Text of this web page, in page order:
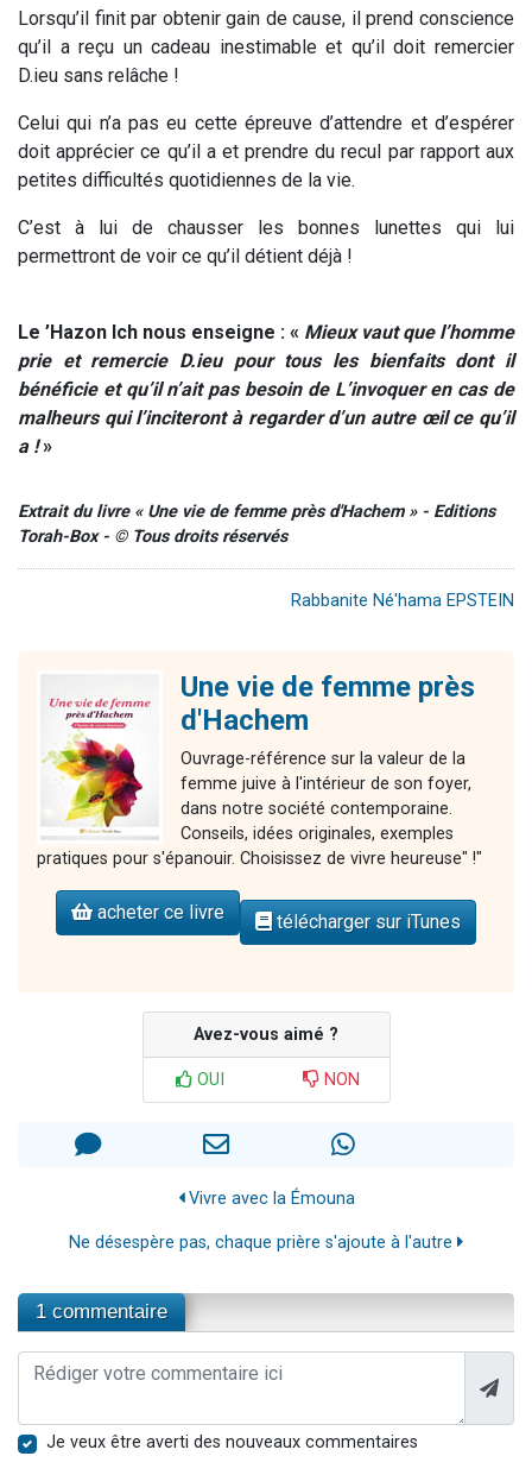
Lorsqu’il finit par obtenir gain de cause, il prend conscience
qu’il a reçu un cadeau inestimable et qu’il doit remercier
D.ieu sans relâche !
Celui qui n’a pas eu cette épreuve d’attendre et d’espérer
doit apprécier ce qu’il a et prendre du recul par rapport aux
petites difficultés quotidiennes de la vie.
C’est à lui de chausser les bonnes lunettes qui lui
permettront de voir ce qu’il détient déjà !
Le ’Hazon Ich nous enseigne : « Mieux vaut que l’homme
prie et remercie D.ieu pour tous les bienfaits dont il
bénéficieet qu’il n’ait pas besoin de L’invoquer en cas de
malheurs qui l’inciteront à regarder d’un autre œil ce qu’il
a !»
Extrait du livre « Une vie de femme près d'Hachem » - Editions
Torah-Box - © Tous droits réservés
Rabbanite Né'hama EPSTEIN
Une vie de femme près
d'Hachem
Ouvrage-référence sur la valeur de la
femme juive à l'intérieur de son foyer,
dans notre société contemporaine.
Conseils, idées originales, exemples
pratiques pour s'épanouir. Choisissez de vivre heureuse" !"
acheter ce livre télécharger sur iTunes
Avez-vous aimé ?
OUI NON
Vivre avec la Émouna
Ne désespère pas, chaque prière s'ajoute à l'autre
1 commentaire
Je veux être averti des nouveaux commentaires